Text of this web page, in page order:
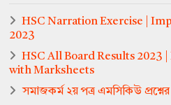
HSC Narration Exercise |
2023
HSC All Board Results 2023
with Marksheets
সমাজকর্ম ২য় পত্র এমসিকিউ